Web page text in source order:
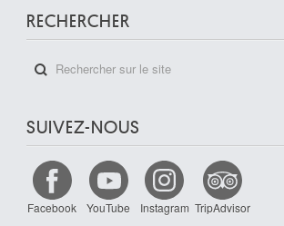
RECHERCHER
SUIVEZ-NOUS
Facebook YouTube Instagram TripAdvisor